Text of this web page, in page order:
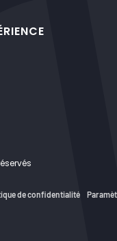
de confidentialité